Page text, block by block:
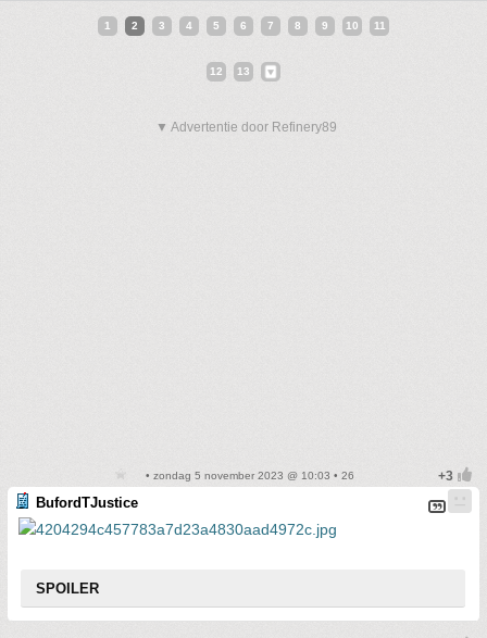
1 2 3 4 5 6 7 8 9 10 11
12 13
▼ Advertentie door Refinery89
• zondag 5 november 2023 @ 10:03 • 26
BufordTJustice
SPOILER